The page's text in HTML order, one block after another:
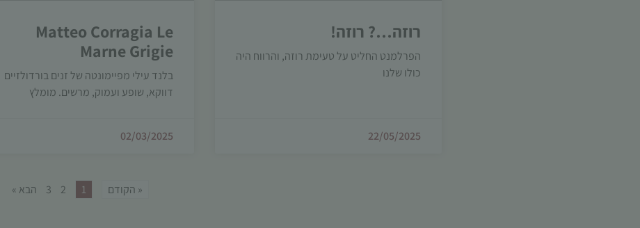
רוזה…? רוזה!
הפרלמנט החליט על טעימת רוזה, והרווח היה
כולו שלנו
22/05/2025
Matteo Corragia Le
Marne Grigie
בלנד עילי מפיימונטה של זנים בורדולזיים
דווקא, שופע ועמוק, מרשים. מומלץ
02/03/2025
« הקודם 1
2
3 הבא »